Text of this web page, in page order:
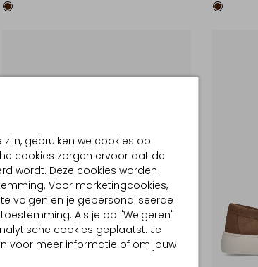
gebruiken we cookies op
cookies zorgen ervoor dat de
wordt. Deze cookies worden
Voor marketingcookies,
volgen en je gepersonaliseerde
Als je op "Weigeren"
cookies geplaatst. Je
voor meer informatie of om jouw